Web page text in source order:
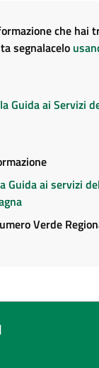
che hai
segnalacelo
Guida ai Servizi
Guida ai servizi
Verde